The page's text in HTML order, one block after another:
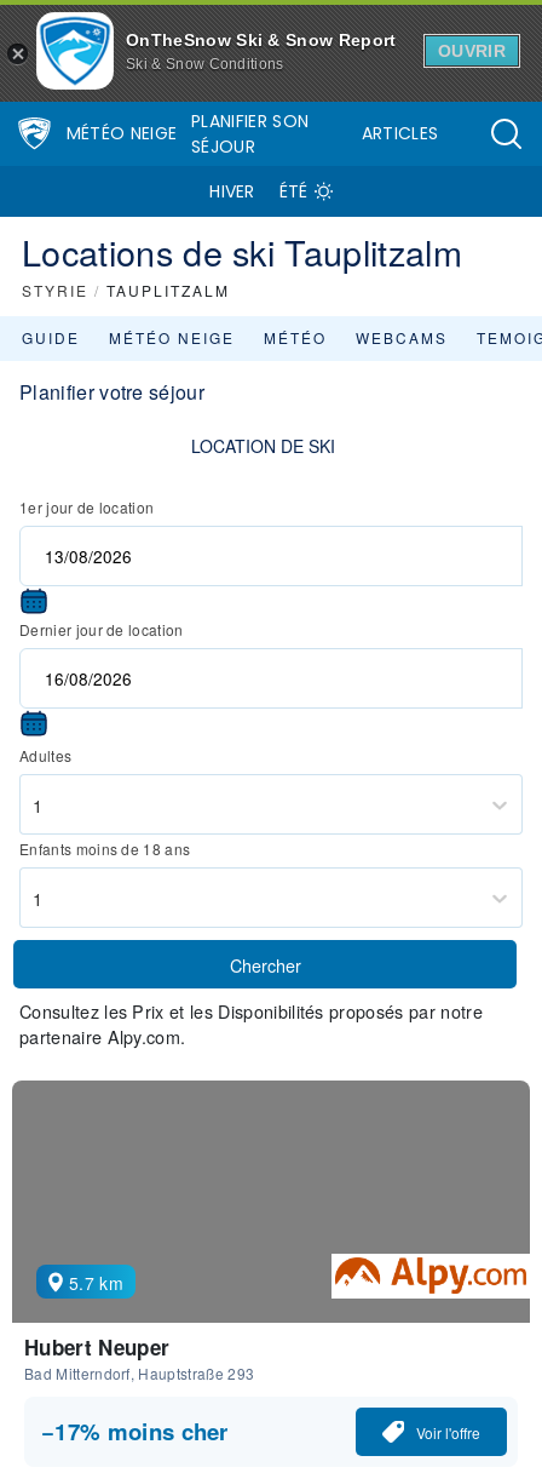
OnTheSnow Ski & Snow Report
Ski & Snow Conditions
OUVRIR
MÉTÉO NEIGE
PLANIFIER SON
SÉJOUR
ARTICLES
HIVER ÉTÉ
Locations de ski Tauplitzalm
STYRIE / TAUPLITZALM
GUIDE MÉTÉO NEIGE MÉTÉO WEBCAMS
Planifier votre séjour
LOCATION DE SKI
1er jour de location
Dernier jour de location
Adultes
1
Enfants moins de 18 ans
1
Chercher
Consultez les Prix et les Disponibilités proposés par notre
partenaire Alpy.com.
5.7 km
Hubert Neuper
Bad Mitterndorf, Hauptstraße 293
−17% moins cher Voir l'offre